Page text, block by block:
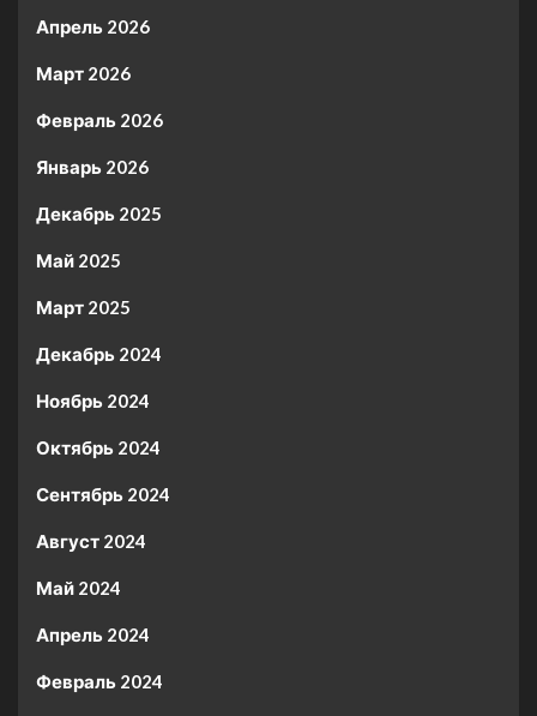
Апрель 2026
Март 2026
Февраль 2026
Январь 2026
Декабрь 2025
Май 2025
Март 2025
Декабрь 2024
Ноябрь 2024
Октябрь 2024
Сентябрь 2024
Август 2024
Май 2024
Апрель 2024
Февраль 2024